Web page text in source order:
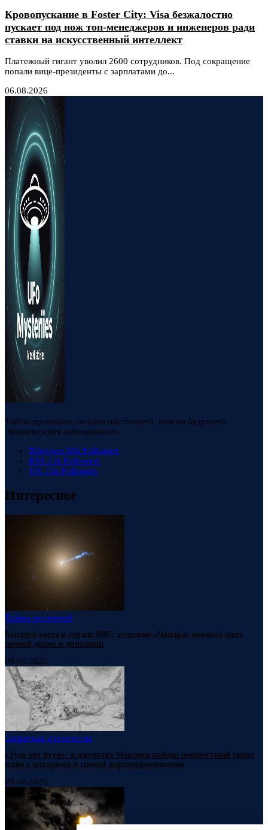
Кровопускание в Foster City: Visa безжалостно
пускает под нож топ-менеджеров и инженеров ради
ставки на искусственный интеллект
Платежный гигант уволил 2600 сотрудников. Под сокращение
попали вице-президенты с зарплатами до...
06.08.2026
Тайны прошлого, загадки настоящего, версии будущего.
Энциклопедия непознанного.
Telegram 88k Followers
RSS 23k Followers
VK 23k Followers
Интересное
Тайны вселенной
Быстрее света в сердце М87: телескоп «Чандра» показал джет
черной дыры в движении
09.08.2026
Запретная археология
«Туда нет пути»: в джунглях Мексики найден неизвестный город
майя с алтарями и сценой жертвоприношения
09.08.2026